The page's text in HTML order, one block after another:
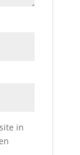
in